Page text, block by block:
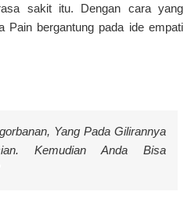
sakit itu. Dengan cara yang
Pain bergantung pada ide empati
Yang Pada Gilirannya
Kemudian Anda Bisa